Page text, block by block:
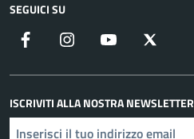
SEGUICI SU
Facebook Instagram YouTube
ISCRIVITI ALLA NOSTRA NEWSLETTER